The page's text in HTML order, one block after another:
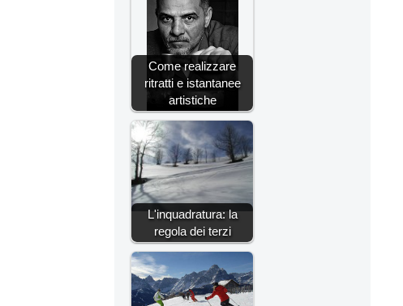
Come realizzare
ritratti e istantanee
artistiche
L'inquadratura: la
regola dei terzi